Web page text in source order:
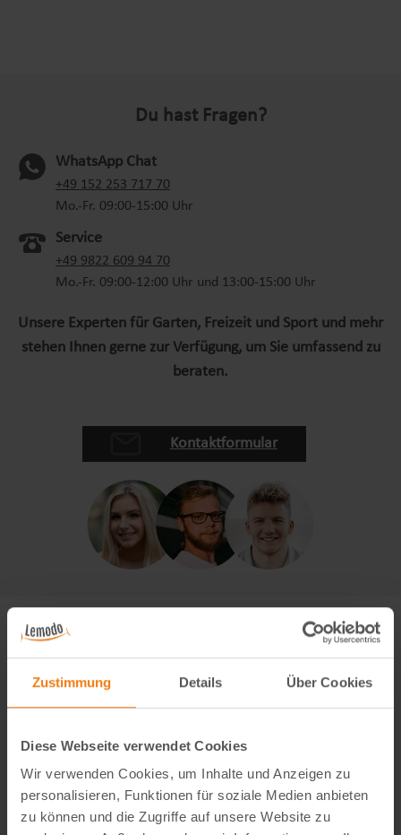
Zustimmung Details Über Cookies
Diese Webseite verwendet Cookies
Wir verwenden Cookies, um Inhalte und Anzeigen zu
personalisieren, Funktionen für soziale Medien anbieten
zu können und die Zugriffe auf unsere Website zu
Du hast Fragen?
WhatsApp Chat
+49 152 253 717 70
Mo.-Fr. 09:00-15:00 Uhr
Service
+49 9822 609 94 70
Mo.-Fr. 09:00-12:00 Uhr und 13:00-15:00 Uhr
Unsere Experten für Garten, Freizeit und Sport und mehr
stehen Ihnen gerne zur Verfügung, um Sie umfassend zu
beraten.
Kontaktformular